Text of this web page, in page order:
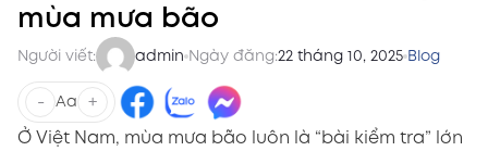
mùa mưa bão
Người viết: admin Ngày đăng:22 tháng 10, 2025 Blog
- Aa +
Ở Việt Nam, mùa mưa bão luôn là “bài kiểm tra” lớn